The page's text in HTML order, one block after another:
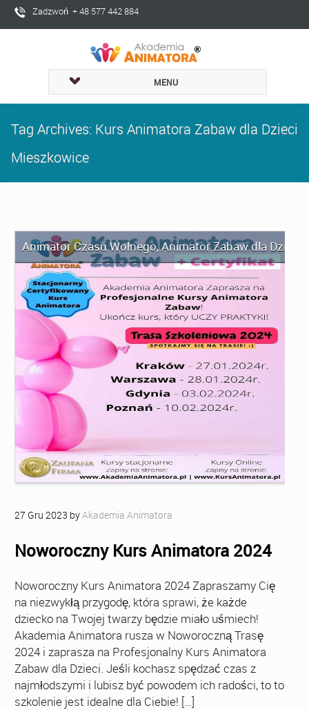
Zadzwoń + 48 577 442 884
MENU
Tag Archives: Kurs Animatora Zabaw dla Dzieci
Mieszkowice
Animator Czasu Wolnego,Animator Zabaw dla Dzieci
27 Gru 2023 byAkademia Animatora
Noworoczny Kurs Animatora 2024
Noworoczny Kurs Animatora 2024 Zapraszamy Cię
na niezwykłą przygodę, która sprawi, że każde
dziecko na Twojej twarzy będzie miało uśmiech!
Akademia Animatora rusza w Noworoczną Trasę
2024 i zaprasza na Profesjonalny Kurs Animatora
Zabaw dla Dzieci. Jeśli kochasz spędzać czas z
najmłodszymi i lubisz być powodem ich radości, to to
szkolenie jest idealne dla Ciebie! […]